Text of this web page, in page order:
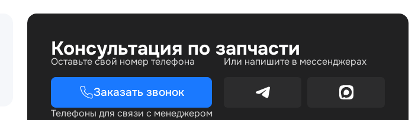
Консультация по запчасти
Оставьте свой номер телефона
Заказать звонок
Или напишите в мессенджерах
Телефоны для связи с менеджером